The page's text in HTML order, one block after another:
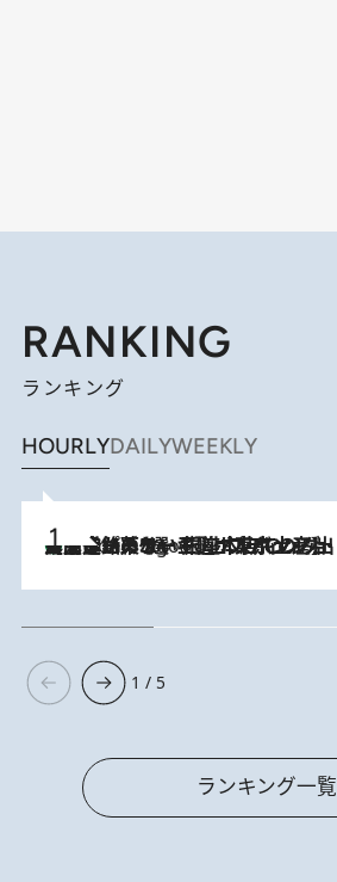
RANKING
ランキング
HOURLYDAILYWEEKLY
4 Hours Ago
【間違いのない王道・東京土産】資生堂パーラー 銀座本店でのみ出会える銘菓5選《極上プディング・濃厚チーズケーキ・ボンボンショコラほか》
1 / 5
ランキング一覧